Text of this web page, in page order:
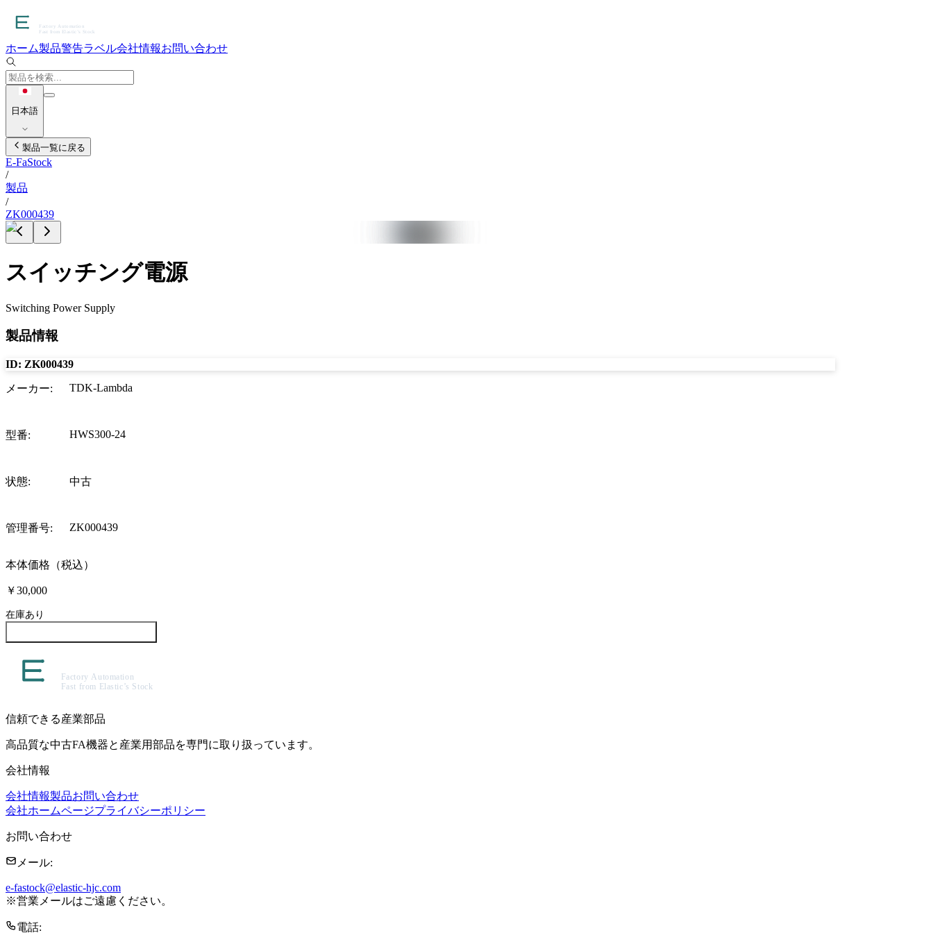
ホーム製品警告ラベル会社情報お問い合わせ
日本語
製品一覧に戻る
E-FaStock
/
製品
/
ZK000439
スイッチング電源
Switching Power Supply
製品情報
ID: ZK000439
メーカー: TDK-Lambda
型番: HWS300-24
状態: 中古
管理番号: ZK000439
本体価格（税込）
￥30,000
在庫あり
信頼できる産業部品
高品質な中古FA機器と産業用部品を専門に取り扱っています。
会社情報
会社情報製品お問い合わせ
会社ホームページプライバシーポリシー
お問い合わせ
メール:
e-fastock@elastic-hjc.com
※営業メールはご遠慮ください。
電話: